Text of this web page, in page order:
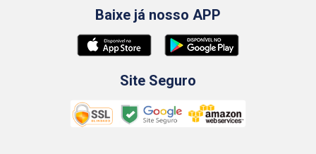
Baixe já nosso APP
Site Seguro